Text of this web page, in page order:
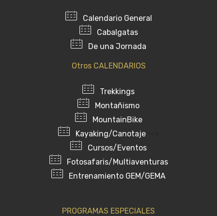
Calendario General
Cabalgatas
De una Jornada
Otros CALENDARIOS
Trekkings
Montañismo
MountainBike
Kayaking/Canotaje-->
Cursos/Eventos
Fotosafaris/Multiaventuras
Entrenamiento GEM/GEMA
PROGRAMAS ESPECIALES